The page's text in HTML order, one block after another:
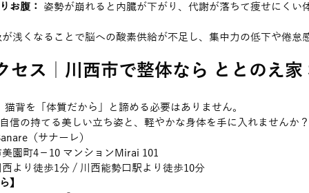
お腹： 姿勢が崩れると内臓が下がり、代謝が落ちて痩せにくい
浅くなることで脳への酸素供給が不足し、集中力の低下や倦怠
セス｜川西市で整体なら ととのえ
背を「体質だから」と諦める必要はありません。
信の持てる美しい立ち姿と、軽やかな身体を手に入れませんか？
（サナーレ）
園町4－10 マンションMirai 101
より徒歩1分 / 川西能勢口駅より徒歩10分
】